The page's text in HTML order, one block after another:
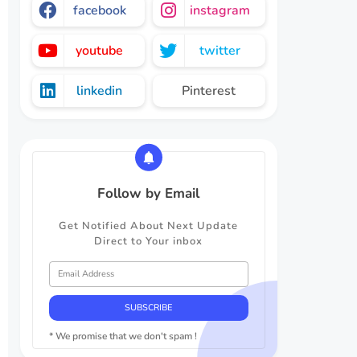
facebook instagram
youtube twitter
linkedin Pinterest
Follow by Email
Get Notified About Next Update
Direct to Your inbox
* We promise that we don't spam !